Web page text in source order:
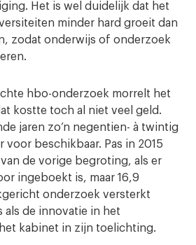
Het is wel duidelijk dat het
minder hard groeit dan
zodat onderwijs of onderzoek
hbo-onderzoek morrelt het
kostte toch al niet veel geld.
jaren zo’n negentien- à twintig
voor beschikbaar. Pas in 2015
de vorige begroting, als er
ingeboekt is, maar 16,9
onderzoek versterkt
als de innovatie in het
kabinet in zijn toelichting.